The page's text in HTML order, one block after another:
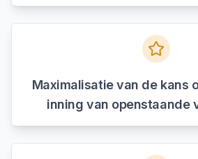
Maximalisatie van de kans
inning van openstaande